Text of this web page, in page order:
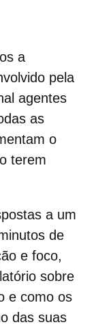
a
pela
agentes
as
o
terem
a um
de
e foco,
sobre
e como os
das suas